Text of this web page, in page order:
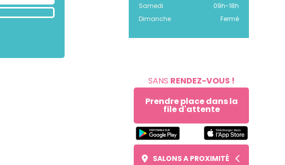
Samedi
09h-18h
Dimanche
Fermé
SANS RENDEZ-VOUS !
Prendre place dans la
file d'attente
SALONS A PROXIMITÉ